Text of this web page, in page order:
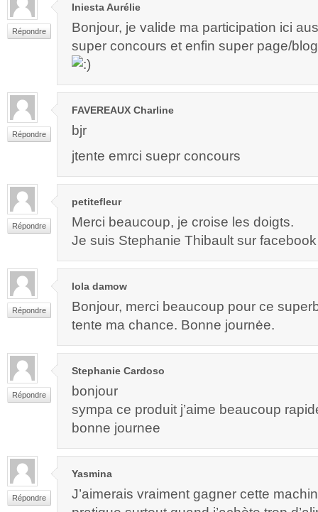
Répondre
Iniesta Aurélie
Bonjour, je valide ma participation ici
super concours et enfin super page/
Répondre
FAVEREAUX Charline
bjr
jtente emrci suepr concours
Répondre
petitefleur
Merci beaucoup, je croise les doigts.
Je suis Stephanie Thibault sur facebook
Répondre
lola damow
Bonjour, merci beaucoup pour ce
tente ma chance. Bonne journėe.
Répondre
Stephanie Cardoso
bonjour
sympa ce produit j’aime beaucoup
bonne journee
Répondre
Yasmina
J’aimerais vraiment gagner cette